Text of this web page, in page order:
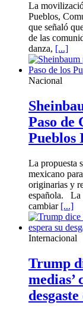
La
Pueblos,
que señaló
de las
danza, [...]
Nacional
Paso de
Pueblos
La propuesta
mexicano
originarias y
española. La
cambiar [...]
Internacional
Trump
medias’